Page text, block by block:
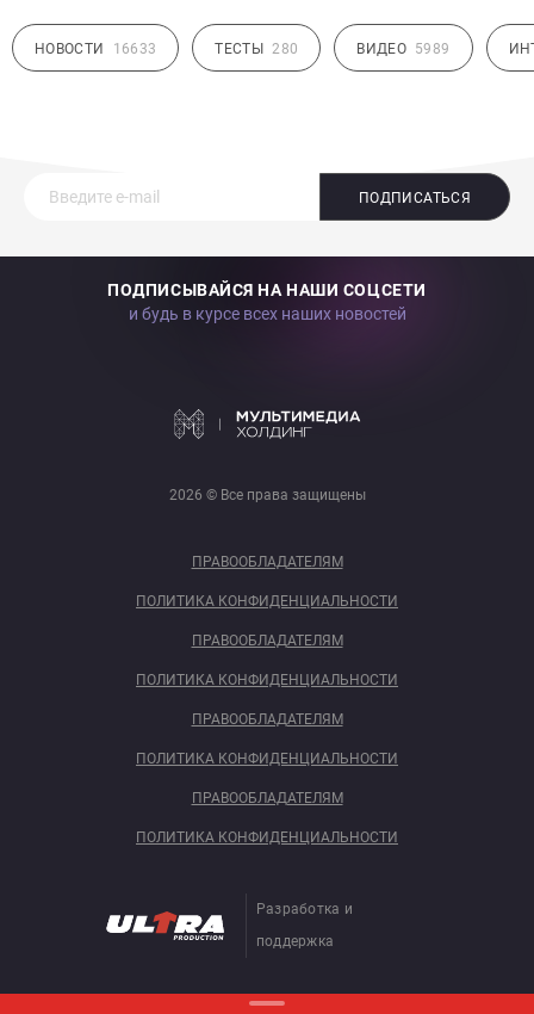
НОВОСТИ 16633 ТЕСТЫ 280 ВИДЕО 5989
ПОДПИСАТЬСЯ
ПОДПИСЫВАЙСЯ НА НАШИ СОЦСЕТИ
и будь в курсе всех наших новостей
2026 © Все права защищены
ПРАВООБЛАДАТЕЛЯМ
ПОЛИТИКА КОНФИДЕНЦИАЛЬНОСТИ
ПРАВООБЛАДАТЕЛЯМ
ПОЛИТИКА КОНФИДЕНЦИАЛЬНОСТИ
ПРАВООБЛАДАТЕЛЯМ
ПОЛИТИКА КОНФИДЕНЦИАЛЬНОСТИ
ПРАВООБЛАДАТЕЛЯМ
ПОЛИТИКА КОНФИДЕНЦИАЛЬНОСТИ
Разработка и
поддержка